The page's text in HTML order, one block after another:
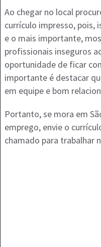
Ao chegar no local
currículo impresso, pois,
e o mais importante,
profissionais inseguros
oportunidade de ficar
importante é destacar
em equipe e bom
Portanto, se mora em
emprego, envie o
chamado para trabalhar